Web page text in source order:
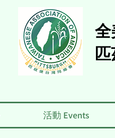
全
活動 Events